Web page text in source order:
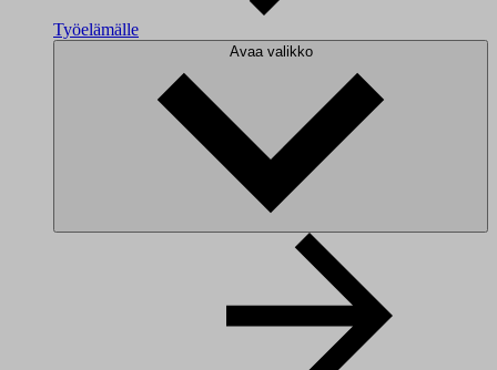
Työelämälle
Avaa valikko